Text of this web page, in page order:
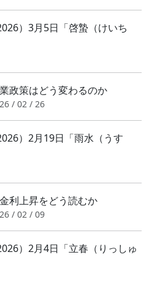
）3月5日「啓蟄（けいち
政策はどう変わるのか
/ 02 / 26
）2月19日「雨水（うす
利上昇をどう読むか
/ 02 / 09
）2月4日「立春（りっしゅ